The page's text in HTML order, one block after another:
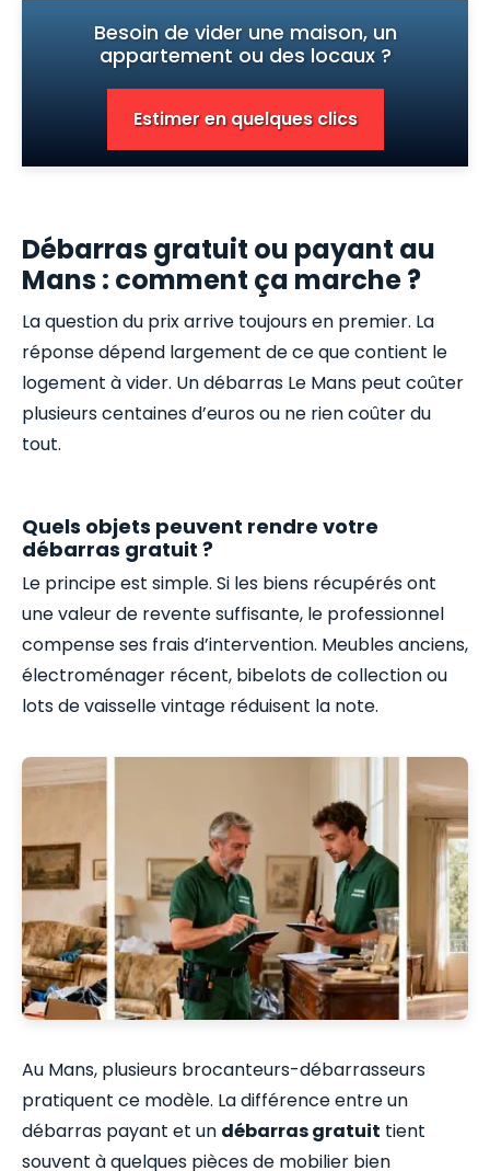
Besoin de vider une maison, un
appartement ou des locaux ?
Estimer en quelques clics
Débarras gratuit ou payant au
Mans : comment ça marche ?
La question du prix arrive toujours en premier. La
réponse dépend largement de ce que contient le
logement à vider. Un débarras Le Mans peut coûter
plusieurs centaines d’euros ou ne rien coûter du
tout.
Quels objets peuvent rendre votre
débarras gratuit ?
Le principe est simple. Si les biens récupérés ont
une valeur de revente suffisante, le professionnel
compense ses frais d’intervention. Meubles anciens,
électroménager récent, bibelots de collection ou
lots de vaisselle vintage réduisent la note.
Au Mans, plusieurs brocanteurs-débarrasseurs
pratiquent ce modèle. La différence entre un
débarras payant et un débarras gratuit tient
souvent à quelques pièces de mobilier bien